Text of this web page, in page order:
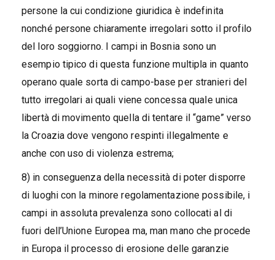
persone la cui condizione giuridica è indefinita
nonché persone chiaramente irregolari sotto il profilo
del loro soggiorno. I campi in Bosnia sono un
esempio tipico di questa funzione multipla in quanto
operano quale sorta di campo-base per stranieri del
tutto irregolari ai quali viene concessa quale unica
libertà di movimento quella di tentare il “game” verso
la Croazia dove vengono respinti illegalmente e
anche con uso di violenza estrema;
8) in conseguenza della necessità di poter disporre
di luoghi con la minore regolamentazione possibile, i
campi in assoluta prevalenza sono collocati al di
fuori dell’Unione Europea ma, man mano che procede
in Europa il processo di erosione delle garanzie